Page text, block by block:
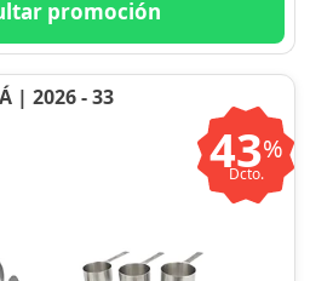
promoción
| 2026 - 33
43%
Dcto.